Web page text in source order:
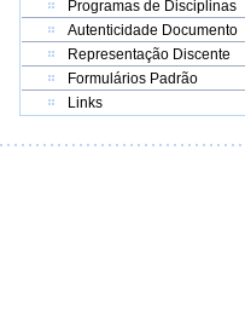
Programas de Disciplinas
Autenticidade Documento
Representação Discente
Formulários Padrão
Links